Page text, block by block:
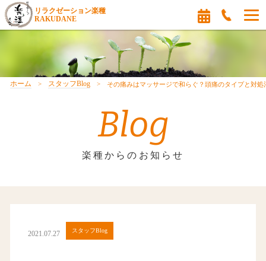
リラクゼーション楽種
RAKUDANE
ホーム スタッフBlog その痛みはマッサージで和らぐ？頭痛のタイプと対処
Blog
楽種からのお知らせ
2021.07.27 スタッフBlog